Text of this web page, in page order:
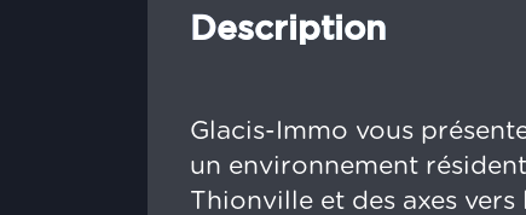
Description
Glacis-Immo vous
un environnement
Thionville et des axes